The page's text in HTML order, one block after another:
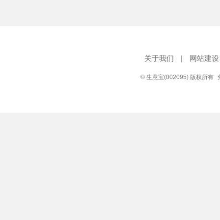
关于我们 | 网站建设
© 生意宝(002095) 版权所有